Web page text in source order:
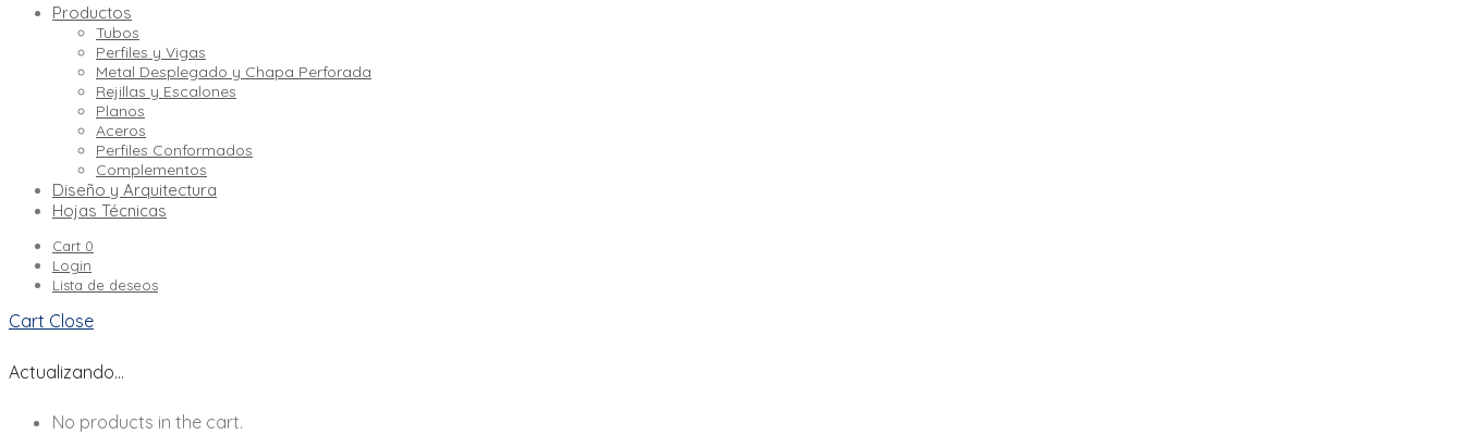
Productos
Tubos
Perfiles y Vigas
Metal Desplegado y Chapa Perforada
Rejillas y Escalones
Planos
Aceros
Perfiles Conformados
Complementos
Diseño y Arquitectura
Hojas Técnicas
Cart 0
Login
Lista de deseos
Cart Close
Actualizando…
No products in the cart.